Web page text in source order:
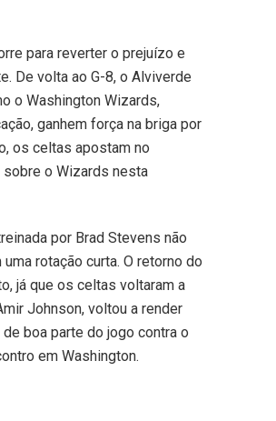
para reverter o prejuízo e
De volta ao G-8, o Alviverde
o Washington Wizards,
ganhem força na briga por
os celtas apostam no
o Wizards nesta
por Brad Stevens não
rotação curta. O retorno do
já que os celtas voltaram a
Johnson, voltou a render
boa parte do jogo contra o
em Washington.